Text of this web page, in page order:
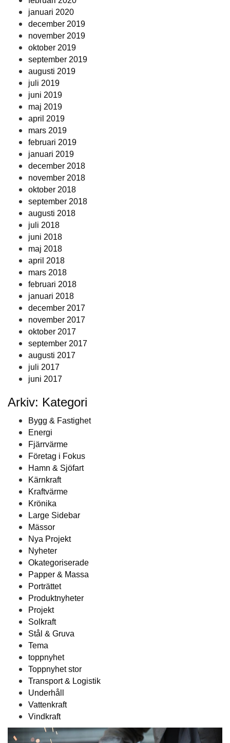
januari 2020
december 2019
november 2019
oktober 2019
september 2019
augusti 2019
juli 2019
juni 2019
maj 2019
april 2019
mars 2019
februari 2019
januari 2019
december 2018
november 2018
oktober 2018
september 2018
augusti 2018
juli 2018
juni 2018
maj 2018
april 2018
mars 2018
februari 2018
januari 2018
december 2017
november 2017
oktober 2017
september 2017
augusti 2017
juli 2017
juni 2017
Arkiv: Kategori
Bygg & Fastighet
Energi
Fjärrvärme
Företag i Fokus
Hamn & Sjöfart
Kärnkraft
Kraftvärme
Krönika
Large Sidebar
Mässor
Nya Projekt
Nyheter
Okategoriserade
Papper & Massa
Porträttet
Produktnyheter
Projekt
Solkraft
Stål & Gruva
Tema
toppnyhet
Toppnyhet stor
Transport & Logistik
Underhåll
Vattenkraft
Vindkraft